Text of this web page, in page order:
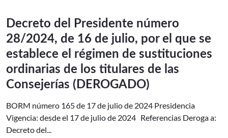
Decreto del Presidente número
28/2024, de 16 de julio, por el que se
establece el régimen de sustituciones
ordinarias de los titulares de las
Consejerías (DEROGADO)
BORM número 165 de 17 de julio de 2024 Presidencia
Vigencia: desde el 17 de julio de 2024 Referencias Deroga a:
Decreto del...